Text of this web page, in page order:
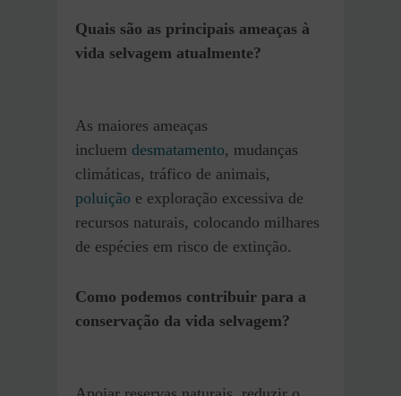
Quais são as principais ameaças à
vida selvagem atualmente?
As maiores ameaças
incluem desmatamento, mudanças
climáticas, tráfico de animais,
poluição e exploração excessiva de
recursos naturais, colocando milhares
de espécies em risco de extinção.
Como podemos contribuir para a
conservação da vida selvagem?